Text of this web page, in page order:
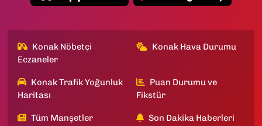
Konak Nöbetçi
Eczaneler
Konak Hava Durumu
Konak Trafik Yoğunluk
Haritası
Puan Durumu ve
Fikstür
Tüm Manşetler Son Dakika Haberleri